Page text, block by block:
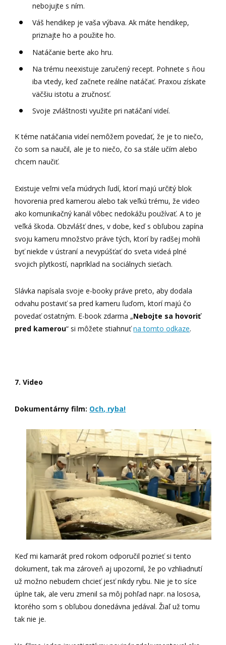
nebojujte s ním.
Váš hendikep je vaša výbava. Ak máte hendikep,
priznajte ho a použite ho.
Natáčanie berte ako hru.
Na trému neexistuje zaručený recept. Pohnete s ňou
iba vtedy, keď začnete reálne natáčať. Praxou získate
väčšiu istotu a zručnosť.
Svoje zvláštnosti využite pri natáčaní videí.
K téme natáčania videí nemôžem povedať, že je to niečo,
čo som sa naučil, ale je to niečo, čo sa stále učím alebo
chcem naučiť.
Existuje veľmi veľa múdrych ľudí, ktorí majú určitý blok
hovorenia pred kamerou alebo tak veľkú trému, že video
ako komunikačný kanál vôbec nedokážu používať. A to je
veľká škoda. Obzvlášť dnes, v dobe, keď s obľubou zapína
svoju kameru množstvo práve tých, ktorí by radšej mohli
byť niekde v ústraní a nevypúšťať do sveta videá plné
svojich plytkostí, napríklad na sociálnych sieťach.
Slávka napísala svoje e-booky práve preto, aby dodala
odvahu postaviť sa pred kameru ľuďom, ktorí majú čo
povedať ostatným. E-book zdarma „Nebojte sa hovoriť
pred kamerou“ si môžete stiahnuťna tomto odkaze.
7. Video
Dokumentárny film: Och, ryba!
Keď mi kamarát pred rokom odporučil pozrieť si tento
dokument, tak ma zároveň aj upozornil, že po vzhliadnutí
už možno nebudem chcieť jesť nikdy rybu. Nie je to síce
úplne tak, ale veru zmenil sa môj pohľad napr. na lososa,
ktorého som s obľubou donedávna jedával. Žiaľ už tomu
tak nie je.